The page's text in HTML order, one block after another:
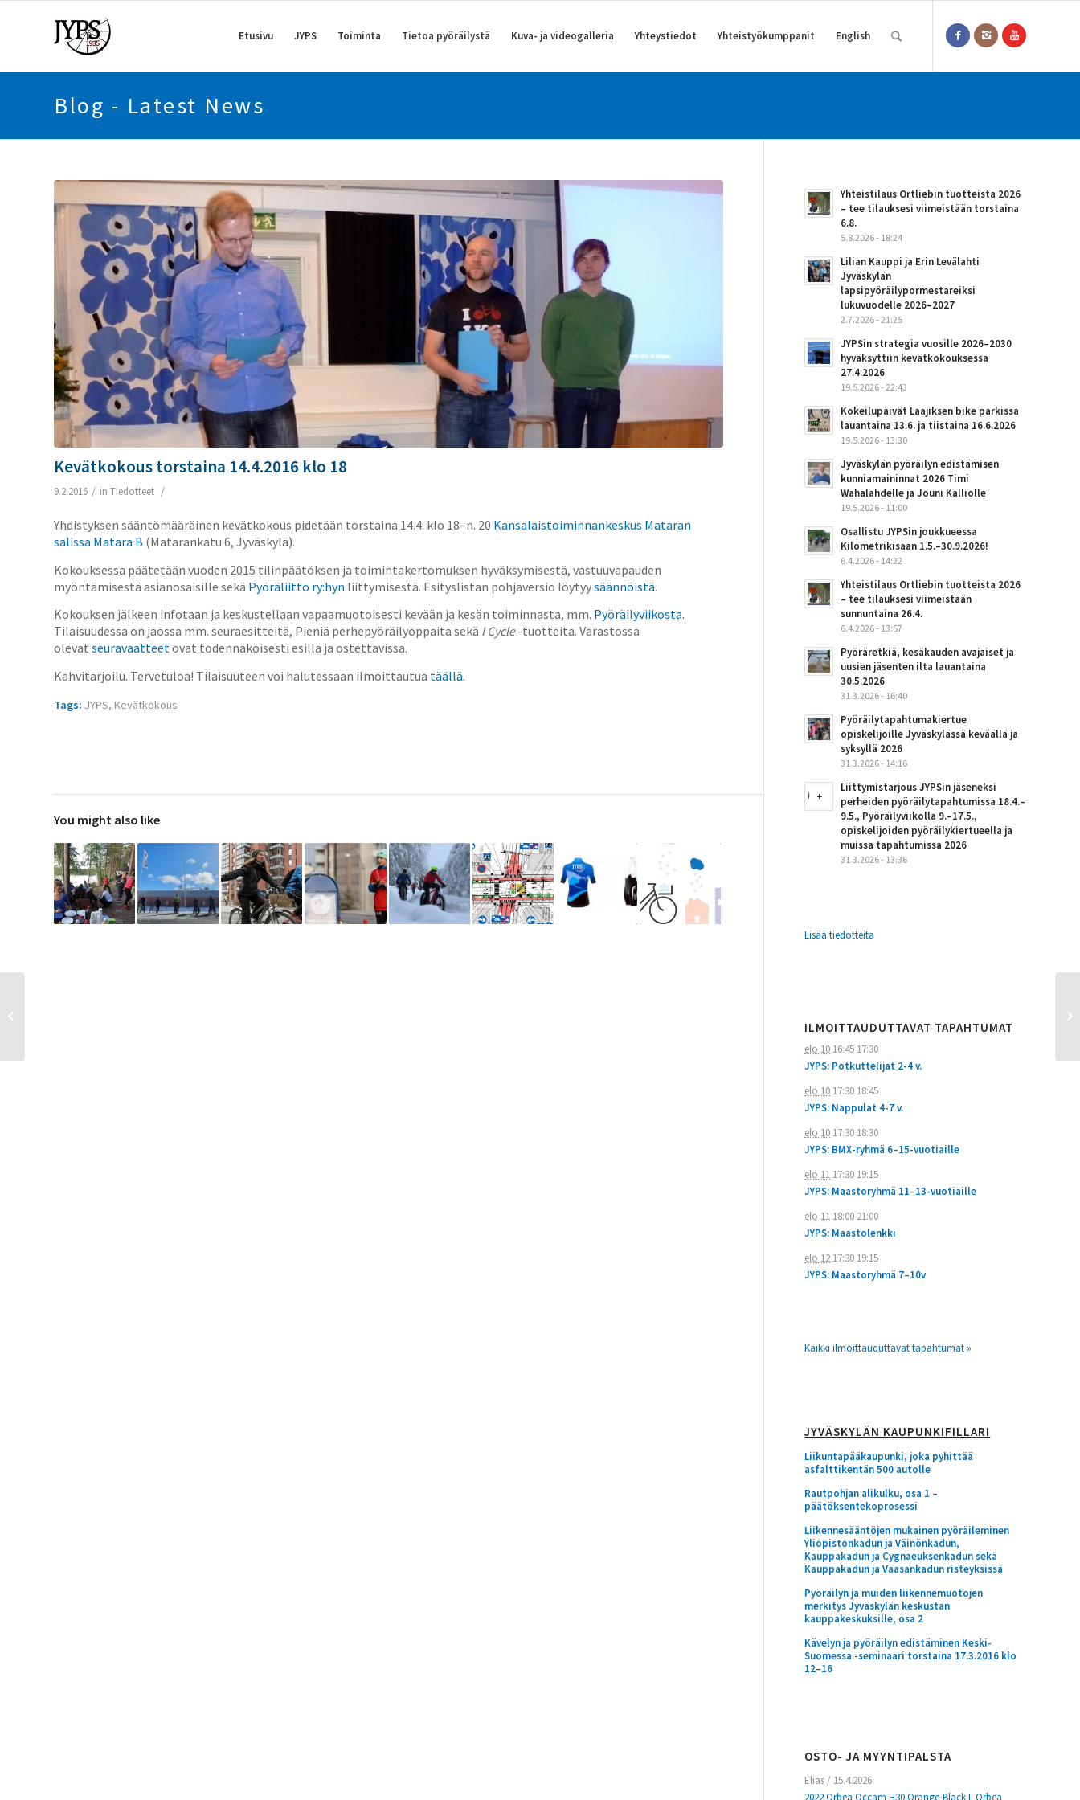
Etusivu JYPS Toiminta Tietoa pyöräilystä Kuva- ja videogalleria Yhteystiedot Yhteistyökumppanit English
Blog - Latest News
Kevätkokous torstaina 14.4.2016 klo 18
9.2.2016 / in Tiedotteet /
Yhdistyksen sääntömääräinen kevätkokous pidetään torstaina 14.4. klo 18–n. 20 Kansalaistoiminnankeskus Mataran
salissa Matara B (Matarankatu 6, Jyväskylä).
Kokouksessa päätetään vuoden 2015 tilinpäätöksen ja toimintakertomuksen hyväksymisestä, vastuuvapauden
myöntämisestä asianosaisille sekä Pyöräliitto ry:hyn liittymisestä. Esityslistan pohjaversio löytyysäännöistä.
Kokouksen jälkeen infotaan ja keskustellaan vapaamuotoisesti kevään ja kesän toiminnasta, mm. Pyöräilyviikosta.
Tilaisuudessa on jaossa mm. seuraesitteitä, Pieniä perhepyöräilyoppaita sekä I Cycle-tuotteita. Varastossa
olevat seuravaatteetovat todennäköisesti esillä ja ostettavissa.
Kahvitarjoilu. Tervetuloa! Tilaisuuteen voi halutessaan ilmoittautua täällä.
Tags: JYPS, Kevätkokous
You might also like
Yhteistilaus Ortliebin tuotteista 2026
– tee tilauksesi viimeistään torstaina
6.8.
5.8.2026 - 18:24
Lilian Kauppi ja Erin Levälahti
Jyväskylän
lapsipyöräilypormestareiksi
lukuvuodelle 2026–2027
2.7.2026 - 21:25
JYPSin strategia vuosille 2026–2030
hyväksyttiin kevätkokouksessa
27.4.2026
19.5.2026 - 22:43
Kokeilupäivät Laajiksen bike parkissa
lauantaina 13.6. ja tiistaina 16.6.2026
19.5.2026 - 13:30
Jyväskylän pyöräilyn edistämisen
kunniamaininnat 2026 Timi
Wahalahdelle ja Jouni Kalliolle
19.5.2026 - 11:00
Osallistu JYPSin joukkueessa
Kilometrikisaan 1.5.–30.9.2026!
6.4.2026 - 14:22
Yhteistilaus Ortliebin tuotteista 2026
– tee tilauksesi viimeistään
sunnuntaina 26.4.
6.4.2026 - 13:57
Pyöräretkiä, kesäkauden avajaiset ja
uusien jäsenten ilta lauantaina
30.5.2026
31.3.2026 - 16:40
Pyöräilytapahtumakiertue
opiskelijoille Jyväskylässä keväällä ja
syksyllä 2026
31.3.2026 - 14:16
Liittymistarjous JYPSin jäseneksi
perheiden pyöräilytapahtumissa 18.4.–
9.5., Pyöräilyviikolla 9.–17.5.,
opiskelijoiden pyöräilykiertueella ja
muissa tapahtumissa 2026
31.3.2026 - 13:36
Lisää tiedotteita
ILMOITTAUDUTTAVAT TAPAHTUMAT
elo 10 16:45 17:30
JYPS: Potkuttelijat 2-4 v.
elo 10 17:30 18:45
JYPS: Nappulat 4-7 v.
elo 10 17:30 18:30
JYPS: BMX-ryhmä 6–15-vuotiaille
elo 11 17:30 19:15
JYPS: Maastoryhmä 11–13-vuotiaille
elo 11 18:00 21:00
JYPS: Maastolenkki
elo 12 17:30 19:15
JYPS: Maastoryhmä 7–10v
Kaikki ilmoittauduttavat tapahtumat »
JYVÄSKYLÄN KAUPUNKIFILLARI
Liikuntapääkaupunki, joka pyhittää
asfalttikentän 500 autolle
Rautpohjan alikulku, osa 1 –
päätöksentekoprosessi
Liikennesääntöjen mukainen pyöräileminen
Yliopistonkadun ja Väinönkadun,
Kauppakadun ja Cygnaeuksenkadun sekä
Kauppakadun ja Vaasankadun risteyksissä
Pyöräilyn ja muiden liikennemuotojen
merkitys Jyväskylän keskustan
kauppakeskuksille, osa 2
Kävelyn ja pyöräilyn edistäminen Keski-
Suomessa -seminaari torstaina 17.3.2016 klo
12–16
OSTO- JA MYYNTIPALSTA
Elias / 15.4.2026
2022 Orbea Occam H30 Orange-Black L Orbea